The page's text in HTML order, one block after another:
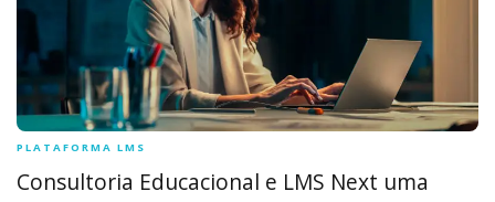
PLATAFORMA LMS
Consultoria Educacional e LMS Next uma